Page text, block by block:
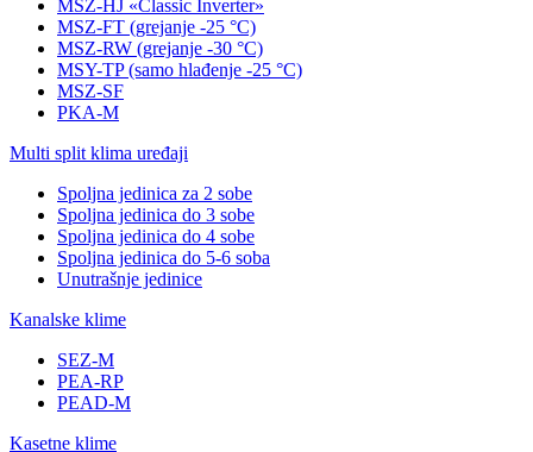
MSZ-HJ «Classic Inverter»
MSZ-FT (grejanje -25 °C)
MSZ-RW (grejanje -30 °C)
MSY-TP (samo hlađenje -25 °C)
MSZ-SF
PKA-M
Multi split klima uređaji
Spoljna jedinica za 2 sobe
Spoljna jedinica do 3 sobe
Spoljna jedinica do 4 sobe
Spoljna jedinica do 5-6 soba
Unutrašnje jedinice
Kanalske klime
SEZ-M
PEA-RP
PEAD-M
Kasetne klime